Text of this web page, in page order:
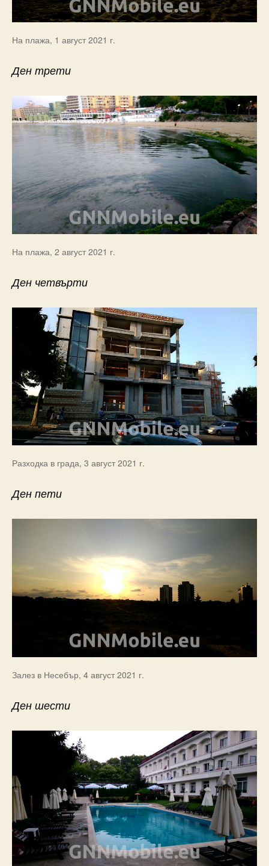
На плажа, 1 август 2021 г.
Ден трети
На плажа, 2 август 2021 г.
Ден четвърти
Разходка в града, 3 август 2021 г.
Ден пети
Залез в Несебър, 4 август 2021 г.
Ден шести